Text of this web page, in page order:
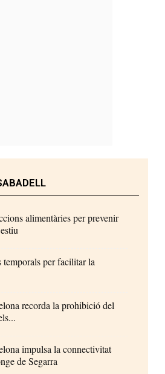
alimentàries per prevenir
temporals per facilitar la
recorda la prohibició del
impulsa la connectivitat
de Segarra